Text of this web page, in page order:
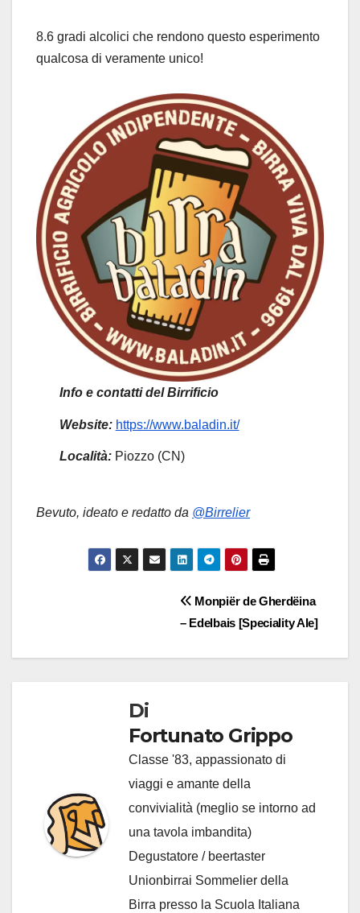
8.6 gradi alcolici che rendono questo esperimento
qualcosa di veramente unico!
Info e contatti del Birrificio
Website: https://www.baladin.it/
Località:Piozzo (CN)
Bevuto, ideato e redatto da @Birrelier
Navigazione
Monpiër de Gherdëina
– Edelbais [Speciality Ale]
Di
Fortunato Grippo
Classe '83, appassionato di
viaggi e amante della
convivialità (meglio se intorno ad
una tavola imbandita)
Degustatore / beertaster
Unionbirrai Sommelier della
Birra presso la Scuola Italiana